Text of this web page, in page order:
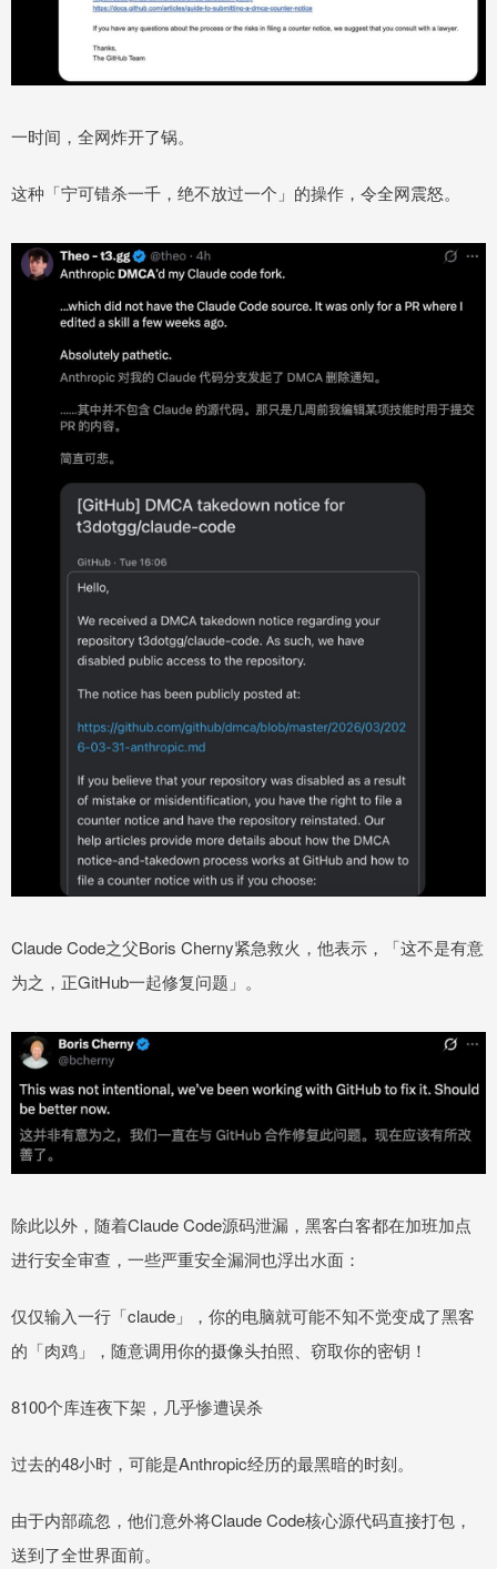
一时间，全网炸开了锅。
这种「宁可错杀一千，绝不放过一个」的操作，令全网震怒。
Claude Code之父Boris Cherny紧急救火，他表示，「这不是有意
为之，正GitHub一起修复问题」。
除此以外，随着Claude Code源码泄漏，黑客白客都在加班加点
进行安全审查，一些严重安全漏洞也浮出水面：
仅仅输入一行「claude」，你的电脑就可能不知不觉变成了黑客
的「肉鸡」，随意调用你的摄像头拍照、窃取你的密钥！
8100个库连夜下架，几乎惨遭误杀
过去的48小时，可能是Anthropic经历的最黑暗的时刻。
由于内部疏忽，他们意外将Claude Code核心源代码直接打包，
送到了全世界面前。